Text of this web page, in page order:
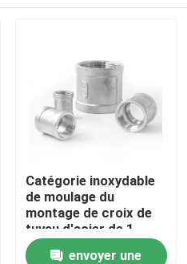
Catégorie inoxydable
de moulage du
montage de croix de
tuyau d'acier de 1
pouce DN10 316L
envoyer une